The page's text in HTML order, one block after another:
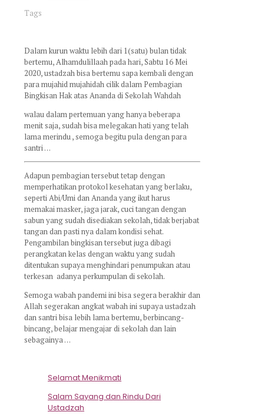
Tags
Dalam kurun waktu lebih dari 1(satu) bulan tidak
bertemu, Alhamdulillaah pada hari, Sabtu 16 Mei
2020, ustadzah bisa bertemu sapa kembali dengan
para mujahid mujahidah cilik dalam Pembagian
Bingkisan Hak atas Ananda di Sekolah Wahdah
walau dalam pertemuan yang hanya beberapa
menit saja, sudah bisa melegakan hati yang telah
lama merindu , semoga begitu pula dengan para
santri …
Adapun pembagian tersebut tetap dengan
memperhatikan protokol kesehatan yang berlaku,
seperti Abi/Umi dan Ananda yang ikut harus
memakai masker, jaga jarak, cuci tangan dengan
sabun yang sudah disediakan sekolah, tidak berjabat
tangan dan pasti nya dalam kondisi sehat.
Pengambilan bingkisan tersebut juga dibagi
perangkatan kelas dengan waktu yang sudah
ditentukan supaya menghindari penumpukan atau
terkesan adanya perkumpulan di sekolah.
Semoga wabah pandemi ini bisa segera berakhir dan
Allah segerakan angkat wabah ini supaya ustadzah
dan santri bisa lebih lama bertemu, berbincang-
bincang, belajar mengajar di sekolah dan lain
sebagainya …
Selamat Menikmati
Salam Sayang dan Rindu Dari
Ustadzah